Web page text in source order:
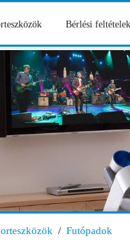
Bérlési feltételek
/ Futópadok